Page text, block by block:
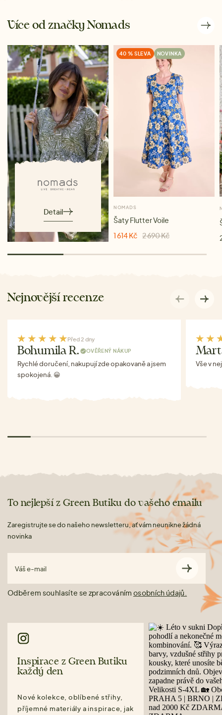
Více od značky Nomads
Detail
40 % SLEVA NOVINKA
NOMADS
Šaty Flutter Voile
1 614 Kč 2 690 Kč
Nejnovější recenze
Před 2 dny
Bohumila R. OVĚŘENÝ NÁKUP
Rychlé doručení, nakupují zde opakovaně a jsem
spokojená. 😀
Vše v
To nejlepší z Green Butiku do vašeho emailu
Zaregistrujte se do našeho newsletteru, ať vám neunikne žádná
novinka
Váš e-mail
Odběrem souhlasíte se zpracováním osobních údajů.
Inspirace z Green Butiku
každý den
Nové kolekce, oblíbené střihy,
příjemné materiály a inspirace, jak